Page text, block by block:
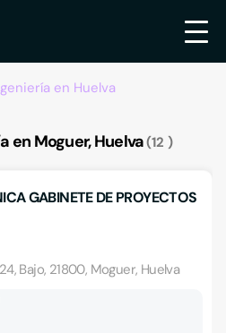
en Huelva
en Moguer, Huelva 12
GABINETE DE PROYECTOS
Bajo, 21800, Moguer, Huelva